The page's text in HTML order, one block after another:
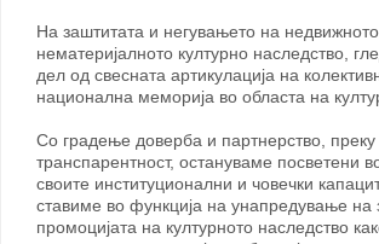
На заштитата и негувањето на
нематеријалното културно наследство,
дел од свесната артикулација на
национална меморија во областа на
Со градење доверба и партнерство,
транспарентност, остануваме посветени
своите институционални и човечки
ставиме во функција на унапредување на
промоцијата на културното наследство